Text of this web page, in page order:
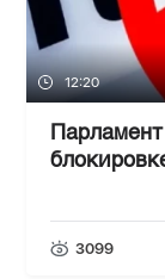
12:20
3099